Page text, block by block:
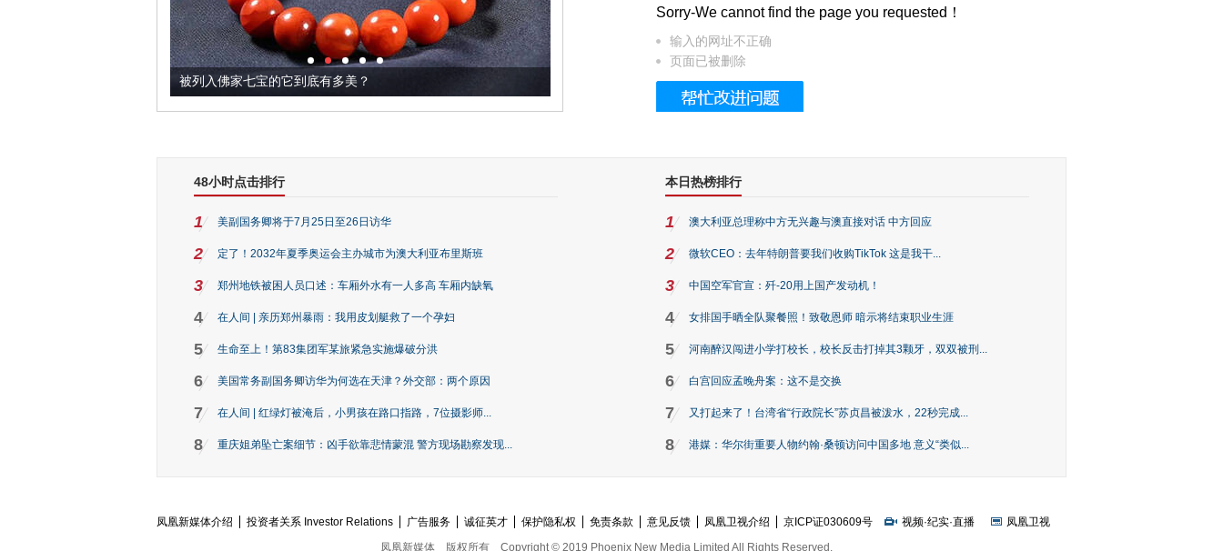
被列入佛家七宝的它到底有多美？ 这个3.2米的长卷，还原了600岁的紫禁城
Sorry-We cannot find the page you requested！
输入的网址不正确
页面已被删除
48小时点击排行
1 美副国务卿将于7月25日至26日访华
2 定了！2032年夏季奥运会主办城市为澳大利亚布里斯班
3 郑州地铁被困人员口述：车厢外水有一人多高 车厢内缺氧
4 在人间 | 亲历郑州暴雨：我用皮划艇救了一个孕妇
5 生命至上！第83集团军某旅紧急实施爆破分洪
6 美国常务副国务卿访华为何选在天津？外交部：两个原因
7 在人间 | 红绿灯被淹后，小男孩在路口指路，7位摄影师...
8 重庆姐弟坠亡案细节：凶手欲靠悲情蒙混 警方现场勘察发现...
本日热榜排行
1 澳大利亚总理称中方无兴趣与澳直接对话 中方回应
2 微软CEO：去年特朗普要我们收购TikTok 这是我干...
3 中国空军官宣：歼-20用上国产发动机！
4 女排国手晒全队聚餐照！致敬恩师 暗示将结束职业生涯
5 河南醉汉闯进小学打校长，校长反击打掉其3颗牙，双双被刑...
6 白宫回应孟晚舟案：这不是交换
7 又打起来了！台湾省“行政院长”苏贞昌被泼水，22秒完成...
8 港媒：华尔街重要人物约翰·桑顿访问中国多地 意义“类似...
凤凰新媒体介绍 投资者关系 Investor Relations 广告服务 诚征英才 保护隐私权 免责条款 意见反馈 凤凰卫视介绍 京ICP证030609号 视频·纪实·直播
凤凰卫视
凤凰新媒体
版权所有 Copyright © 2019 Phoenix New Media Limited All Rights Reserved.